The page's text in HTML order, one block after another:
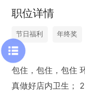
职位详情
节日福利 年终奖
包住，包住，包住
真做好店内卫生；